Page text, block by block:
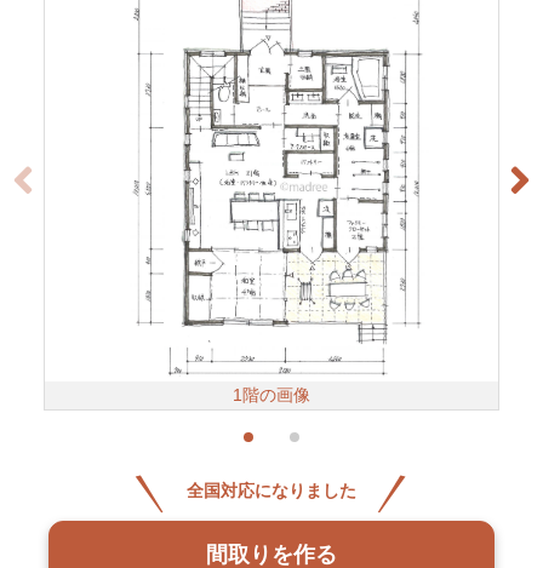
1階の画像
全国対応になりました
間取りを作る